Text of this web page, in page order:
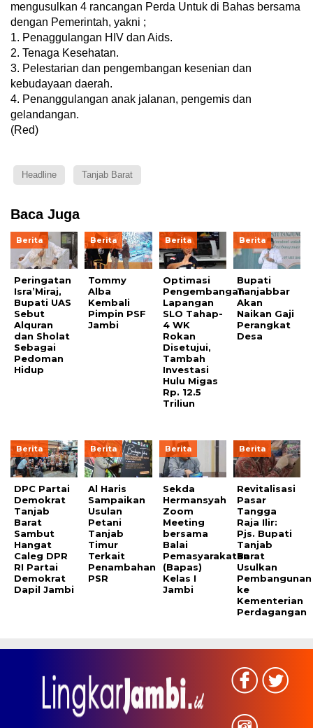
mengusulkan 4 rancangan Perda Untuk di Bahas bersama
dengan Pemerintah, yakni ;
1. Penaggulangan HIV dan Aids.
2. Tenaga Kesehatan.
3. Pelestarian dan pengembangan kesenian dan
kebudayaan daerah.
4. Penanggulangan anak jalanan, pengemis dan
gelandangan.
(Red)
Headline Tanjab Barat
Baca Juga
Berita
Peringatan
Isra’Miraj,
Bupati UAS
Sebut
Alquran
dan Sholat
Sebagai
Pedoman
Hidup
Berita
Tommy
Alba
Kembali
Pimpin PSF
Jambi
Berita
Optimasi
Pengembangan
Lapangan
SLO Tahap-
4 WK
Rokan
Disetujui,
Tambah
Investasi
Hulu Migas
Rp. 12.5
Triliun
Berita
Bupati
Tanjabbar
Akan
Naikan Gaji
Perangkat
Desa
Berita
DPC Partai
Demokrat
Tanjab
Barat
Sambut
Hangat
Caleg DPR
RI Partai
Demokrat
Dapil Jambi
Berita
Al Haris
Sampaikan
Usulan
Petani
Tanjab
Timur
Terkait
Penambahan
PSR
Berita
Sekda
Hermansyah
Zoom
Meeting
bersama
Balai
Pemasyarakatan
(Bapas)
Kelas I
Jambi
Berita
Revitalisasi
Pasar
Tangga
Raja Ilir:
Pjs. Bupati
Tanjab
Barat
Usulkan
Pembangunan
ke
Kementerian
Perdagangan